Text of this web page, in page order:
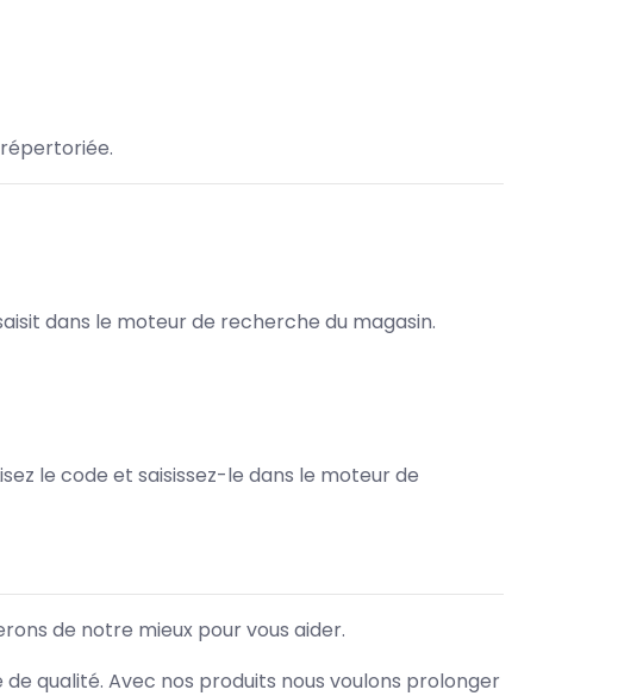
dans le moteur de recherche du magasin.
le code et saisissez-le dans le moteur de
de notre mieux pour vous aider.
qualité. Avec nos produits nous voulons prolonger